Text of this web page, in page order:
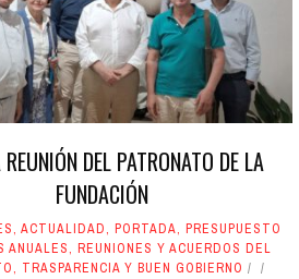
DEL PATRONATO DE LA
FUNDACIÓN
, ACTUALIDAD, PORTADA, PRESUPUESTO
ANUALES, REUNIONES Y ACUERDOS DEL
, TRASPARENCIA Y BUEN GOBIERNO